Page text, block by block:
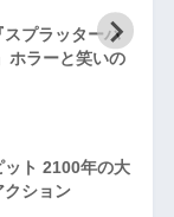
プラッターハ
ホラーと笑いの
ット 2100年の大
クション